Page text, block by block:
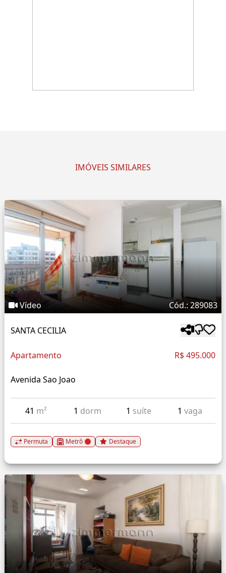
IMÓVEIS SIMILARES
Vídeo Cód.: 289083
SANTA CECILIA
Apartamento R$ 495.000
Avenida Sao Joao
41 m² 1 dorm 1 suíte 1 vaga
Permuta Metrô Destaque